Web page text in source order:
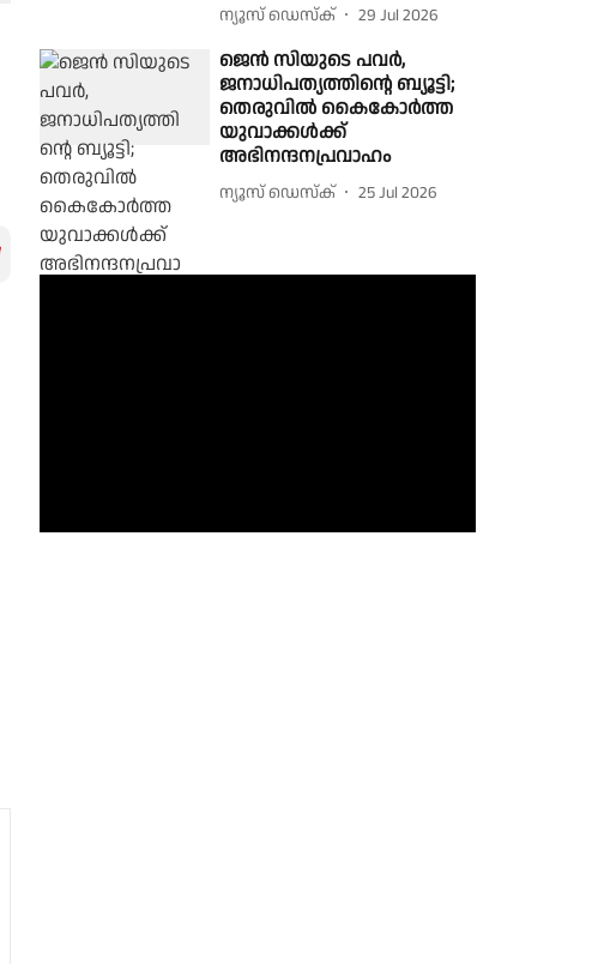
ന്യൂസ് ഡെസ്ക് 29 Jul 2026
ജെന്‍ സിയുടെ പവര്‍,
ജനാധിപത്യത്തിന്റെ ബ്യൂട്ടി;
തെരുവില്‍ കൈകോര്‍ത്ത
യുവാക്കള്‍ക്ക്
അഭിനന്ദനപ്രവാഹം
ന്യൂസ് ഡെസ്ക് 25 Jul 2026